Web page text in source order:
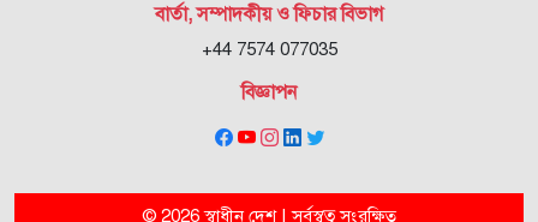
বার্তা, সম্পাদকীয় ও ফিচার বিভাগ
+44 7574 077035
বিজ্ঞাপন
© 2026 স্বাধীন দেশ | সর্বস্বত্ব সংরক্ষিত